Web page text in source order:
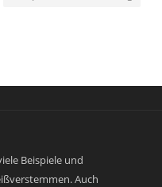
Beispiele und
Auch